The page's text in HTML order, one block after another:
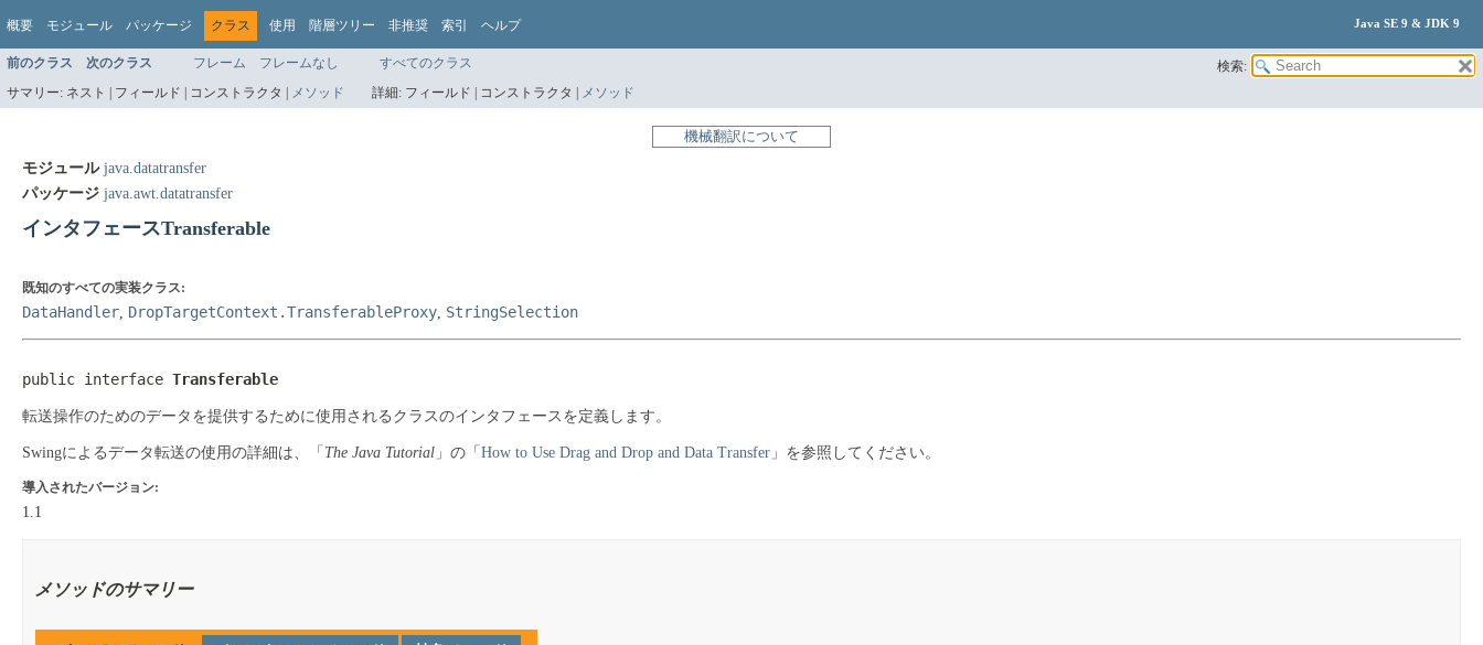
概要 モジュール パッケージ クラス 使用 階層ツリー 非推奨 索引 ヘルプ Java SE 9 & JDK 9
前のクラス 次のクラス フレーム フレームなし すべてのクラス
検索:
サマリー: ネスト | フィールド | コンストラクタ | メソッド 詳細: フィールド | コンストラクタ | メソッド
機械翻訳について
モジュール java.datatransfer
パッケージ java.awt.datatransfer
インタフェースTransferable
既知のすべての実装クラス:
DataHandler, DropTargetContext.TransferableProxy, StringSelection
public interface Transferable
転送操作のためのデータを提供するために使用されるクラスのインタフェースを定義します。
Swingによるデータ転送の使用の詳細は、「 The Java Tutorial 」の「 How to Use Drag and Drop and Data Transfer 」を参照してください。
導入されたバージョン:
1.1
メソッドのサマリー